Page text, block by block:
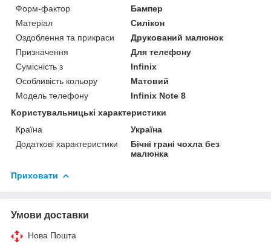
Форм-фактор
Бампер
Матеріал
Силікон
Оздоблення та прикраси
Друкований малюнок
Призначення
Для телефону
Сумісність з
Infinix
Особливість кольору
Матовий
Модель телефону
Infinix Note 8
Користувальницькі характеристики
Країна
Україна
Додаткові характеристики
Бічні грані чохла без
малюнка
Приховати
Умови доставки
Нова Пошта